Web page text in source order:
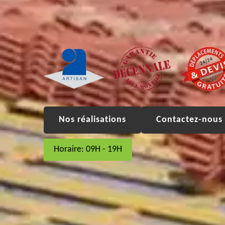
Nos réalisations Contactez-nous
Horaire: 09H - 19H